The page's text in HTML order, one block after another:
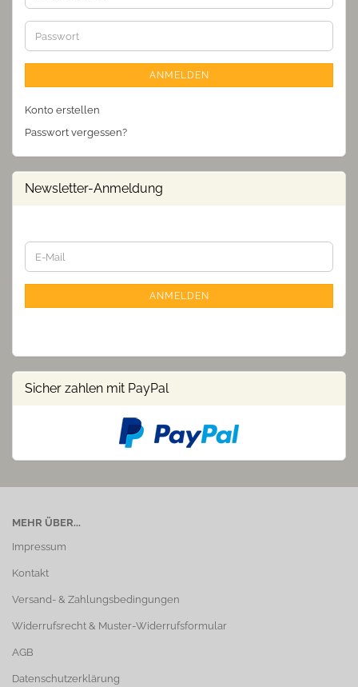
Mail-
Adresse
Passwort
ANMELDEN
Konto erstellen
Passwort vergessen?
Newsletter-Anmeldung
WEITER
ZUR
E-
Mail
ANMELDEN
Sicher zahlen mit PayPal
MEHR ÜBER...
Impressum
Kontakt
Versand- & Zahlungsbedingungen
Widerrufsrecht & Muster-Widerrufsformular
AGB
Datenschutzerklärung